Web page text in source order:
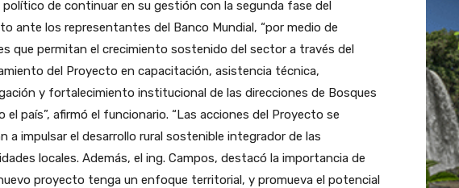
de continuar en su gestión con la segunda fase del
ante los representantes del Banco Mundial, “por medio de
que permitan el crecimiento sostenido del sector a través del
del Proyecto en capacitación, asistencia técnica,
y fortalecimiento institucional de las direcciones de Bosques
el país”, afirmó el funcionario. “Las acciones del Proyecto se
a impulsar el desarrollo rural sostenible integrador de las
locales. Además, el ing. Campos, destacó la importancia de
proyecto tenga un enfoque territorial, y promueva el potencial